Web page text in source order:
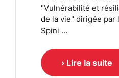
"Vulnérabilité et
de la vie" dirigée par
Spini ...
› Lire la suite